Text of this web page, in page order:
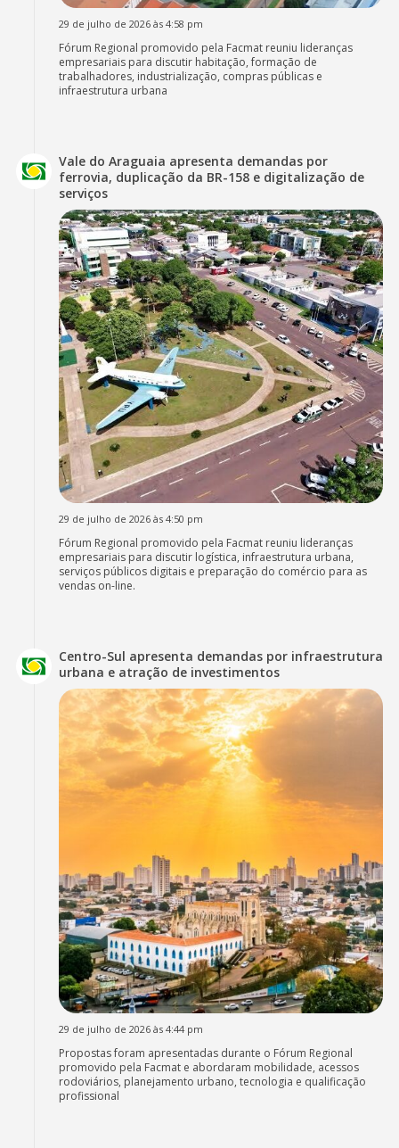
29 de julho de 2026 às 4:58 pm
Fórum Regional promovido pela Facmat reuniu lideranças
empresariais para discutir habitação, formação de
trabalhadores, industrialização, compras públicas e
infraestrutura urbana
Vale do Araguaia apresenta demandas por
ferrovia, duplicação da BR-158 e digitalização de
serviços
29 de julho de 2026 às 4:50 pm
Fórum Regional promovido pela Facmat reuniu lideranças
empresariais para discutir logística, infraestrutura urbana,
serviços públicos digitais e preparação do comércio para as
vendas on-line.
Centro-Sul apresenta demandas por infraestrutura
urbana e atração de investimentos
29 de julho de 2026 às 4:44 pm
Propostas foram apresentadas durante o Fórum Regional
promovido pela Facmat e abordaram mobilidade, acessos
rodoviários, planejamento urbano, tecnologia e qualificação
profissional